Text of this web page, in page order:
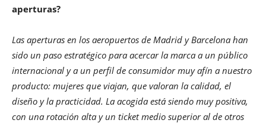
aperturas?
Las aperturas en los aeropuertos de Madrid y Barcelona han
sido un paso estratégico para acercar la marca a un público
internacional y a un perfil de consumidor muy afín a nuestro
producto: mujeres que viajan, que valoran la calidad, el
diseño y la practicidad. La acogida está siendo muy positiva,
con una rotación alta y un ticket medio superior al de otros